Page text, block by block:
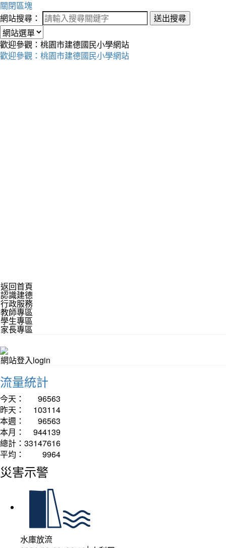
關閉區塊
網站搜尋：
送出搜尋
歡迎參觀：桃園市建德國民小學網站
歡迎參觀：桃園市建德國民小學網站
返回首頁
認識建德
行政服務
教師專區
學生專區
家長專區
網站登入login
流量統計
今天：
96563
昨天：
103114
本週：
96563
本月：
944139
總計： 33147616
平均：
9964
災害示警
水庫放流